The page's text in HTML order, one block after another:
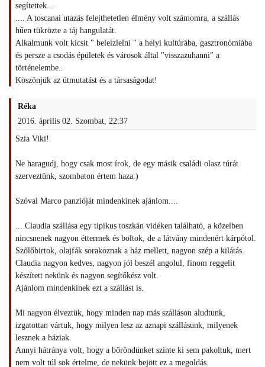
segítettek...
.... A toscanai utazás felejthetetlen élmény volt számomra, a szállás
hűen tükrözte a táj hangulatát.
Alkalmunk volt kicsit " beleízlelni " a helyi kultúrába, gasztronómiába
és persze a csodás épületek és városok által "visszazuhanni" a
történelembe..
Köszönjük az útmutatást és a társaságodat!
Réka
2016. április 02. Szombat, 22:37
Szia Viki!
Ne haragudj, hogy csak most írok, de egy másik családi olasz túrát
szerveztünk, szombaton értem haza:)
Szóval Marco panzióját mindenkinek ajánlom....
... Claudia szállása egy tipikus toszkán vidéken található, a közelben
nincsnenek nagyon éttermek és boltok, de a látvány mindenért kárpótol.
Szőlőbirtok, olajfák sorakoznak a ház mellett, nagyon szép a kilátás.
Claudia nagyon kedves, nagyon jól beszél angolul, finom reggelit
készített nekünk és nagyon segítőkész volt.
Ajánlom mindenkinek ezt a szállást is.
Mi nagyon élveztük, hogy minden nap más szálláson aludtunk,
izgatottan vártuk, hogy milyen lesz az aznapi szállásunk, milyenek
lesznek a háziak.
Annyi hátránya volt, hogy a bőröndünket szinte ki sem pakoltuk, mert
nem volt túl sok értelme, de nekünk bejött ez a megoldás.